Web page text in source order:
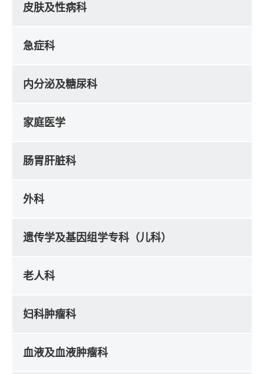
皮肤及性病科
急症科
内分泌及糖尿科
家庭医学
肠胃肝脏科
外科
遗传学及基因组学专科（儿科）
老人科
妇科肿瘤科
血液及血液肿瘤科